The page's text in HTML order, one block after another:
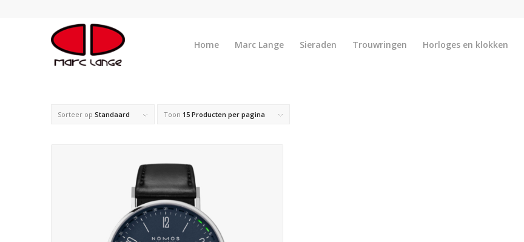
Home Marc Lange Sieraden Trouwringen Horloges en klokken
Sorteer op Standaard Toon 15 Producten per pagina